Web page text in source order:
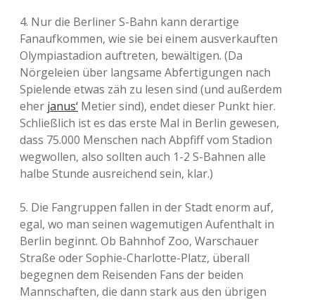
4. Nur die Berliner S-Bahn kann derartige
Fanaufkommen, wie sie bei einem ausverkauften
Olympiastadion auftreten, bewältigen. (Da
Nörgeleien über langsame Abfertigungen nach
Spielende etwas zäh zu lesen sind (und außerdem
eher janus‘ Metier sind), endet dieser Punkt hier.
Schließlich ist es das erste Mal in Berlin gewesen,
dass 75.000 Menschen nach Abpfiff vom Stadion
wegwollen, also sollten auch 1-2 S-Bahnen alle
halbe Stunde ausreichend sein, klar.)
5. Die Fangruppen fallen in der Stadt enorm auf,
egal, wo man seinen wagemutigen Aufenthalt in
Berlin beginnt. Ob Bahnhof Zoo, Warschauer
Straße oder Sophie-Charlotte-Platz, überall
begegnen dem Reisenden Fans der beiden
Mannschaften, die dann stark aus den übrigen